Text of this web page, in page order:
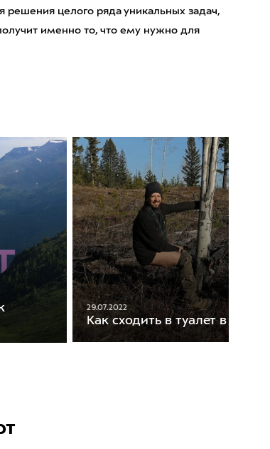
решения целого ряда уникальных задач,
именно то, что ему нужно для
29.07.2022
Как сходить в туалет в походе